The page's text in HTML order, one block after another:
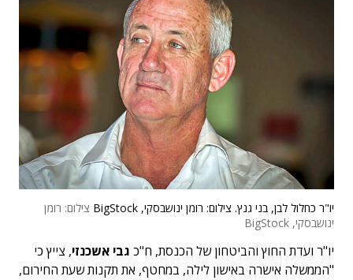
יו"ר כחלול לבן, בני גנץ. צילום: רומן ינושבסקי, BigStock
צילום: רומן
ינושבסקי, BigStock
יו"ר ועדת החוץ והביטחון של הכנסת, ח"כ גבי אשכנזי, צייץ כי
"הממשלה אישרה באישון לילה, במחטף, את תקנות שעת החירום,